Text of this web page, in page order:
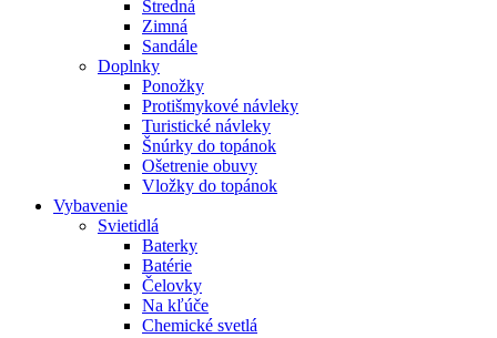
Stredná
Zimná
Sandále
Doplnky
Ponožky
Protišmykové návleky
Turistické návleky
Šnúrky do topánok
Ošetrenie obuvy
Vložky do topánok
Vybavenie
Svietidlá
Baterky
Batérie
Čelovky
Na kľúče
Chemické svetlá